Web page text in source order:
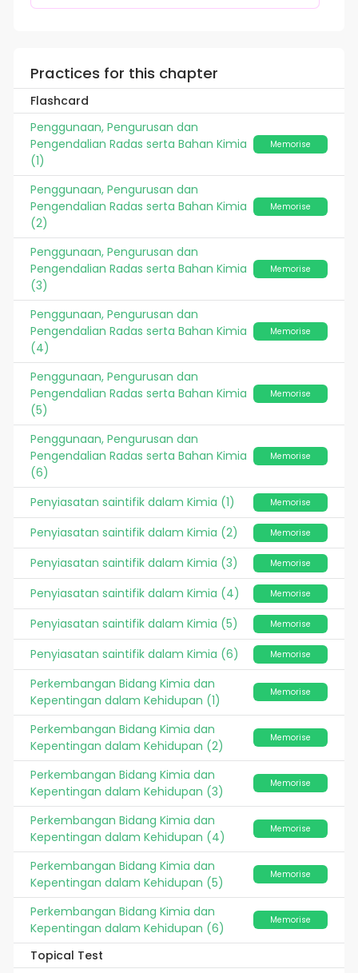
Practices for this chapter
Flashcard
Penggunaan, Pengurusan dan
Pengendalian Radas serta Bahan Kimia
(1)
Memorise
Penggunaan, Pengurusan dan
Pengendalian Radas serta Bahan Kimia
(2)
Memorise
Penggunaan, Pengurusan dan
Pengendalian Radas serta Bahan Kimia
(3)
Memorise
Penggunaan, Pengurusan dan
Pengendalian Radas serta Bahan Kimia
(4)
Memorise
Penggunaan, Pengurusan dan
Pengendalian Radas serta Bahan Kimia
(5)
Memorise
Penggunaan, Pengurusan dan
Pengendalian Radas serta Bahan Kimia
(6)
Memorise
Penyiasatan saintifik dalam Kimia (1) Memorise
Penyiasatan saintifik dalam Kimia (2) Memorise
Penyiasatan saintifik dalam Kimia (3) Memorise
Penyiasatan saintifik dalam Kimia (4) Memorise
Penyiasatan saintifik dalam Kimia (5) Memorise
Penyiasatan saintifik dalam Kimia (6) Memorise
Perkembangan Bidang Kimia dan
Kepentingan dalam Kehidupan (1)
Memorise
Perkembangan Bidang Kimia dan
Kepentingan dalam Kehidupan (2)
Memorise
Perkembangan Bidang Kimia dan
Kepentingan dalam Kehidupan (3)
Memorise
Perkembangan Bidang Kimia dan
Kepentingan dalam Kehidupan (4)
Memorise
Perkembangan Bidang Kimia dan
Kepentingan dalam Kehidupan (5)
Memorise
Perkembangan Bidang Kimia dan
Kepentingan dalam Kehidupan (6)
Memorise
Topical Test